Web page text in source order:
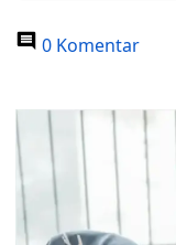
0 Komentar